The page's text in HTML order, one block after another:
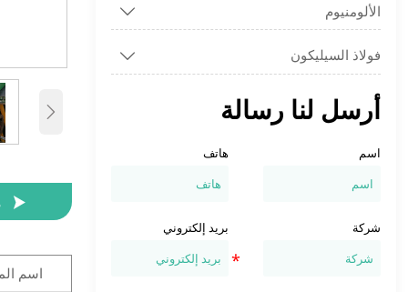
الألومنيوم 
فولاذ السيليكون 
أرسل لنا رسالة
اسم هاتف
شركة بريد إلكتروني


اسم